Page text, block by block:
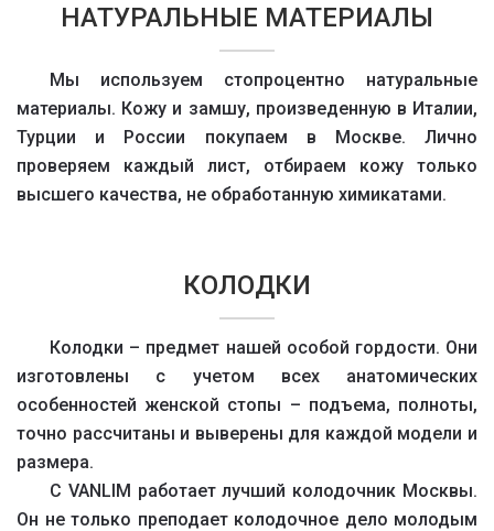
НАТУРАЛЬНЫЕ МАТЕРИАЛЫ
Мы используем стопроцентно натуральные
материалы. Кожу и замшу, произведенную в Италии,
Турции и России покупаем в Москве. Лично
проверяем каждый лист, отбираем кожу только
высшего качества, не обработанную химикатами.
КОЛОДКИ
Колодки – предмет нашей особой гордости. Они
изготовлены с учетом всех анатомических
особенностей женской стопы – подъема, полноты,
точно рассчитаны и выверены для каждой модели и
размера.
С VANLIM работает лучший колодочник Москвы.
Он не только преподает колодочное дело молодым